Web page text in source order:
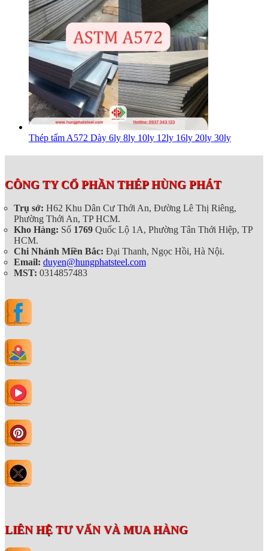
Thép tấm A572 Dày 6ly 8ly 10ly 12ly 16ly 20ly 30ly
CÔNG TY CỔ PHẦN THÉP HÙNG PHÁT
Trụ sở: H62 Khu Dân Cư Thới An, Đường Lê Thị Riêng,
Phường Thới An, TP HCM.
Kho Hàng: Số 1769 Quốc Lộ 1A, Phường Tân Thới Hiệp, TP
HCM.
Chi Nhánh Miền Bắc: Đại Thanh, Ngọc Hồi, Hà Nội.
Email: duyen@hungphatsteel.com
MST: 0314857483
LIÊN HỆ TƯ VẤN VÀ MUA HÀNG